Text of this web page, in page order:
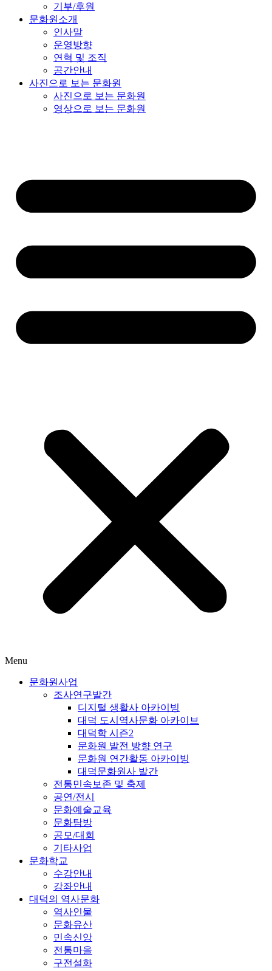
기부/후원
문화원소개
인사말
운영방향
연혁 및 조직
공간안내
사진으로 보는 문화원
사진으로 보는 문화원
영상으로 보는 문화원
Menu
문화원사업
조사연구발간
디지털 생활사 아카이빙
대덕 도시역사문화 아카이브
대덕학 시즌2
문화원 발전 방향 연구
문화원 연간활동 아카이빙
대덕문화원사 발간
전통민속보존 및 축제
공연/전시
문화예술교육
문화탐방
공모/대회
기타사업
문화학교
수강안내
강좌안내
대덕의 역사문화
역사인물
문화유산
민속신앙
전통마을
구전설화